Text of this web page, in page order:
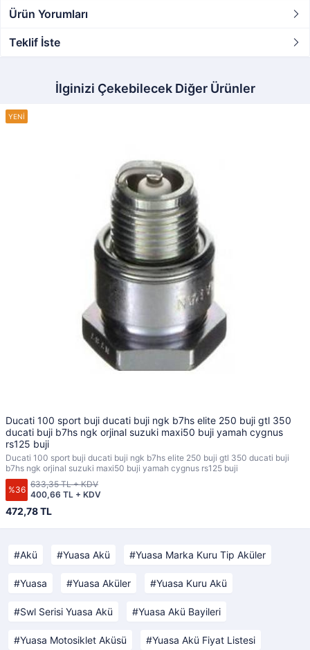
Ürün Yorumları
Teklif İste
İlginizi Çekebilecek Diğer Ürünler
Ducati 100 sport buji ducati buji ngk b7hs elite 250 buji gtl 350
ducati buji b7hs ngk orjinal suzuki maxi50 buji yamah cygnus
rs125 buji
Ducati 100 sport buji ducati buji ngk b7hs elite 250 buji gtl 350 ducati buji
b7hs ngk orjinal suzuki maxi50 buji yamah cygnus rs125 buji
%36
472,78 TL
400,66 TL + KDV
633,35 TL + KDV
Akü Yuasa Akü Yuasa Marka Kuru Tip Aküler
Yuasa Yuasa Aküler Yuasa Kuru Akü
Swl Serisi Yuasa Akü Yuasa Akü Bayileri
Yuasa Motosiklet Aküsü Yuasa Akü Fiyat Listesi